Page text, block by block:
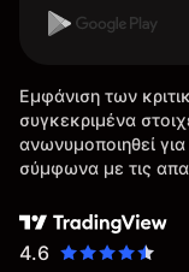
Εμφάνιση των
συγκεκριμένα
ανωνυμοποιηθεί
σύμφωνα με τις
4.6